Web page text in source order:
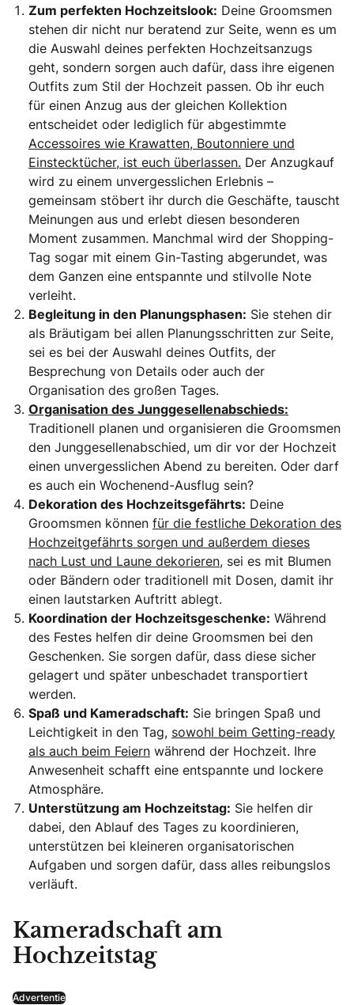
Zum perfekten Hochzeitslook: Deine Groomsmen
stehen dir nicht nur beratend zur Seite, wenn es um
die Auswahl deines perfekten Hochzeitsanzugs
geht, sondern sorgen auch dafür, dass ihre eigenen
Outfits zum Stil der Hochzeit passen. Ob ihr euch
für einen Anzug aus der gleichen Kollektion
entscheidet oder lediglich für abgestimmte
Accessoires wie Krawatten, Boutonniere und
Einstecktücher, ist euch überlassen. Der Anzugkauf
wird zu einem unvergesslichen Erlebnis –
gemeinsam stöbert ihr durch die Geschäfte, tauscht
Meinungen aus und erlebt diesen besonderen
Moment zusammen. Manchmal wird der Shopping-
Tag sogar mit einem Gin-Tasting abgerundet, was
dem Ganzen eine entspannte und stilvolle Note
verleiht.
Begleitung in den Planungsphasen: Sie stehen dir
als Bräutigam bei allen Planungsschritten zur Seite,
sei es bei der Auswahl deines Outfits, der
Besprechung von Details oder auch der
Organisation des großen Tages.
Organisation des Junggesellenabschieds:
Traditionell planen und organisieren die Groomsmen
den Junggesellenabschied, um dir vor der Hochzeit
einen unvergesslichen Abend zu bereiten. Oder darf
es auch ein Wochenend-Ausflug sein?
Dekoration des Hochzeitsgefährts: Deine
Groomsmen können für die festliche Dekoration des
Hochzeitgefährts sorgen und außerdem dieses
nach Lust und Laune dekorieren, sei es mit Blumen
oder Bändern oder traditionell mit Dosen, damit ihr
einen lautstarken Auftritt ablegt.
Koordination der Hochzeitsgeschenke: Während
des Festes helfen dir deine Groomsmen bei den
Geschenken. Sie sorgen dafür, dass diese sicher
gelagert und später unbeschadet transportiert
werden.
Spaß und Kameradschaft: Sie bringen Spaß und
Leichtigkeit in den Tag, sowohl beim Getting-ready
als auch beim Feiern während der Hochzeit. Ihre
Anwesenheit schafft eine entspannte und lockere
Atmosphäre.
Unterstützung am Hochzeitstag: Sie helfen dir
dabei, den Ablauf des Tages zu koordinieren,
unterstützen bei kleineren organisatorischen
Aufgaben und sorgen dafür, dass alles reibungslos
verläuft.
Kameradschaft am
Hochzeitstag
Advertentie